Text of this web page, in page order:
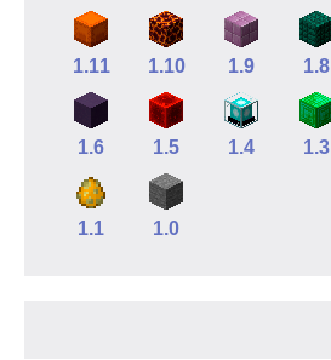
1.11 1.10 1.9 1.8
1.6 1.5 1.4 1.3
1.1 1.0